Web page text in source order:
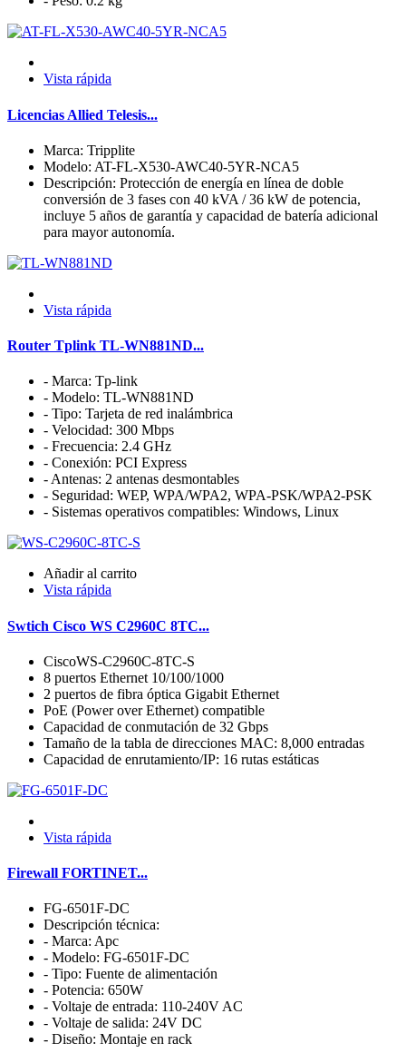
Vista rápida
Licencias Allied Telesis...
Marca: Tripplite
Modelo: AT-FL-X530-AWC40-5YR-NCA5
Descripción: Protección de energía en línea de doble
conversión de 3 fases con 40 kVA / 36 kW de potencia,
incluye 5 años de garantía y capacidad de batería adicional
para mayor autonomía.
Vista rápida
Router Tplink TL-WN881ND...
- Marca: Tp-link
- Modelo: TL-WN881ND
- Tipo: Tarjeta de red inalámbrica
- Velocidad: 300 Mbps
- Frecuencia: 2.4 GHz
- Conexión: PCI Express
- Antenas: 2 antenas desmontables
- Seguridad: WEP, WPA/WPA2, WPA-PSK/WPA2-PSK
- Sistemas operativos compatibles: Windows, Linux
Añadir al carrito
Vista rápida
Swtich Cisco WS C2960C 8TC...
CiscoWS-C2960C-8TC-S
8 puertos Ethernet 10/100/1000
2 puertos de fibra óptica Gigabit Ethernet
PoE (Power over Ethernet) compatible
Capacidad de conmutación de 32 Gbps
Tamaño de la tabla de direcciones MAC: 8,000 entradas
Capacidad de enrutamiento/IP: 16 rutas estáticas
Vista rápida
Firewall FORTINET...
FG-6501F-DC
Descripción técnica:
- Marca: Apc
- Modelo: FG-6501F-DC
- Tipo: Fuente de alimentación
- Potencia: 650W
- Voltaje de entrada: 110-240V AC
- Voltaje de salida: 24V DC
- Diseño: Montaje en rack